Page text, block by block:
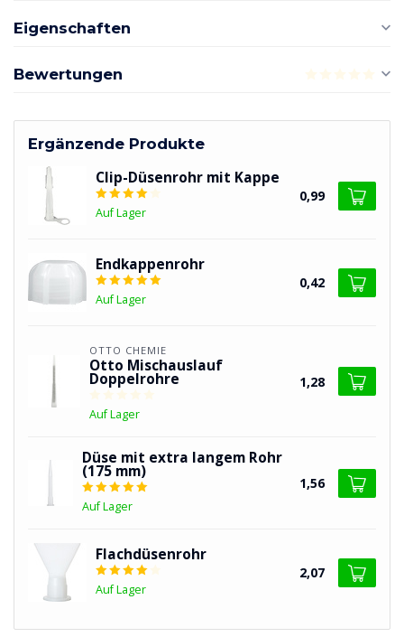
Eigenschaften
Bewertungen
Ergänzende Produkte
Clip-Düsenrohr mit Kappe
Auf Lager
0,99
Endkappenrohr
Auf Lager
0,42
OTTO CHEMIE
Otto Mischauslauf
Doppelrohre
Auf Lager
1,28
Düse mit extra langem Rohr
(175 mm)
Auf Lager
1,56
Flachdüsenrohr
Auf Lager
2,07